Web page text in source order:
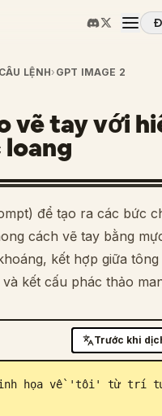
dụng
LỆNH› GPT IMAGE 2
vẽ tay với
để tạo ra các bức
cách vẽ tay bằng
kết hợp giữa tông
kết cấu phác thảo
Trước khi
họa về 'tôi' từ trí